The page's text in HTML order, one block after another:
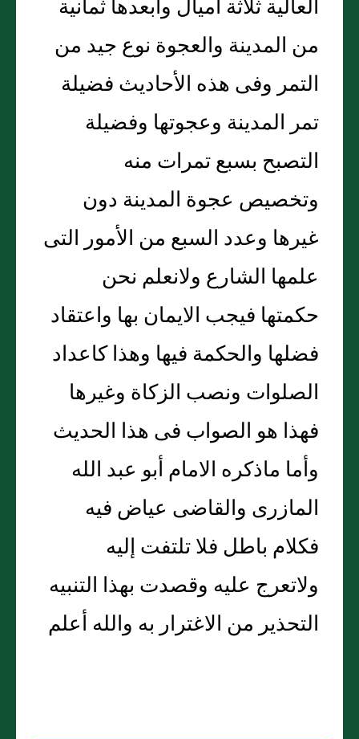
العالية ثلاثة أميال وأبعدها ثمانية
من المدينة والعجوة نوع جيد من
التمر وفى هذه الأحاديث فضيلة
تمر المدينة وعجوتها وفضيلة
التصبح بسبع تمرات منه
وتخصيص عجوة المدينة دون
غيرها وعدد السبع من الأمور التى
علمها الشارع ولانعلم نحن
حكمتها فيجب الايمان بها واعتقاد
فضلها والحكمة فيها وهذا كاعداد
الصلوات ونصب الزكاة وغيرها
فهذا هو الصواب فى هذا الحديث
وأما ماذكره الامام أبو عبد الله
المازرى والقاضى عياض فيه
فكلام باطل فلا تلتفت إليه
ولاتعرج عليه وقصدت بهذا التنبيه
التحذير من الاغترار به والله أعلم